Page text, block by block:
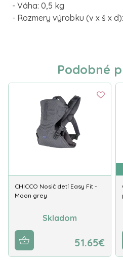
- Váha: 0,5 kg
- Rozmery výrobku (v x š x
Podobné
CHICCO Nosič detí Easy Fit -
Moon grey
Skladom
51.65€